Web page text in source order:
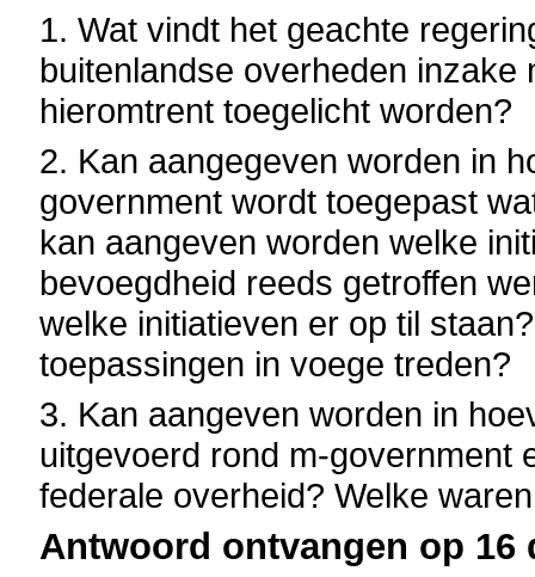
1. Wat vindt het geachte
buitenlandse overheden
hieromtrent toegelicht worden?
2. Kan aangegeven worden in
government wordt toegepast
kan aangeven worden welke
bevoegdheid reeds getroffen
welke initiatieven er op til
toepassingen in voege treden?
3. Kan aangeven worden in
uitgevoerd rond m-government
federale overheid? Welke
Antwoord ontvangen op 16